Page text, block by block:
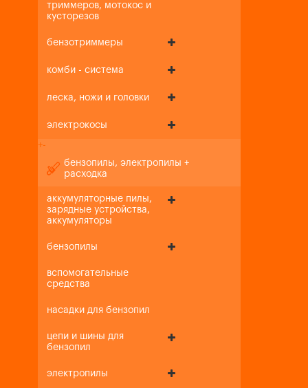
триммеров, мотокос и
кусторезов
бензотриммеры
комби - система
леска, ножи и головки
электрокосы
+-
бензопилы, электропилы +
расходка
аккумуляторные пилы,
зарядные устройства,
аккумуляторы
бензопилы
вспомогательные
средства
насадки для бензопил
цепи и шины для
бензопил
электропилы